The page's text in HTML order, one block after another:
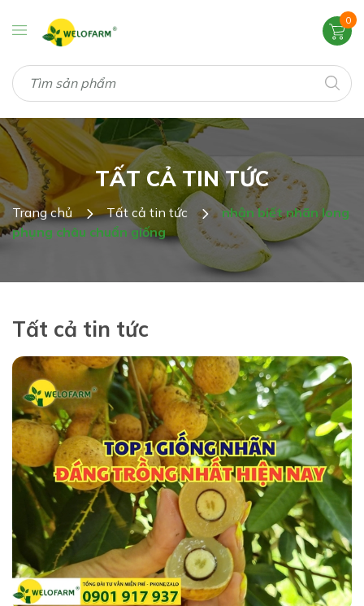
0
TẤT CẢ TIN TỨC
Trang chủ Tất cả tin tức
nhận biết nhãn long
phụng châu chuẩn giống
Tất cả tin tức